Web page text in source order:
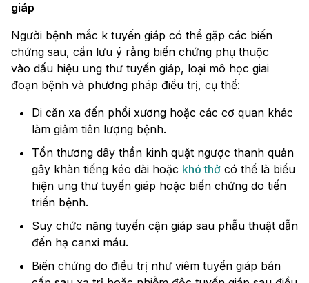
giáp
Người bệnh mắc k tuyến giáp có thể gặp các biến
chứng sau, cần lưu ý rằng biến chứng phụ thuộc
vào dấu hiệu ung thư tuyến giáp, loại mô học giai
đoạn bệnh và phương pháp điều trị, cụ thể:
Di căn xa đến phổi xương hoặc các cơ quan khác
làm giảm tiên lượng bệnh.
Tổn thương dây thần kinh quặt ngược thanh quản
gây khàn tiếng kéo dài hoặc khó thở có thể là biểu
hiện ung thư tuyến giáp hoặc biến chứng do tiến
triển bệnh.
Suy chức năng tuyến cận giáp sau phẫu thuật dẫn
đến hạ canxi máu.
Biến chứng do điều trị như viêm tuyến giáp bán